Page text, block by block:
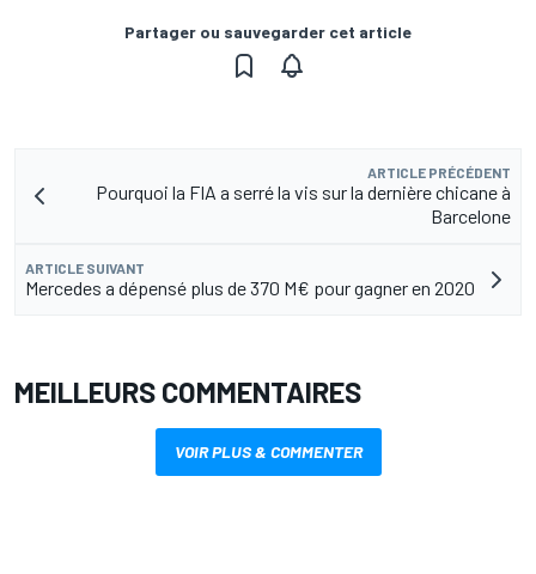
Partager ou sauvegarder cet article
ARTICLE PRÉCÉDENT
Pourquoi la FIA a serré la vis sur la dernière chicane à
Barcelone
ARTICLE SUIVANT
Mercedes a dépensé plus de 370 M€ pour gagner en 2020
MEILLEURS COMMENTAIRES
VOIR PLUS & COMMENTER